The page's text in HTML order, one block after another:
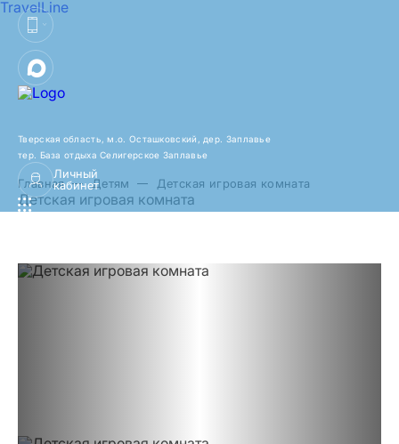
Тверская область, м.о. Осташковский, дер. Заплавье
тер. База отдыха Селигерское Заплавье
Личный
кабинет
TravelLine
Главная Детям Детская игровая комната
Детская игровая комната